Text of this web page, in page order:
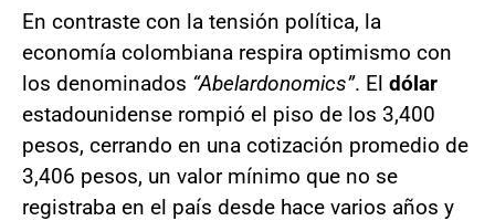
En contraste con la tensión política, la
economía colombiana respira optimismo con
los denominados “Abelardonomics”. El dólar
estadounidense rompió el piso de los 3,400
pesos, cerrando en una cotización promedio de
3,406 pesos, un valor mínimo que no se
registraba en el país desde hace varios años y